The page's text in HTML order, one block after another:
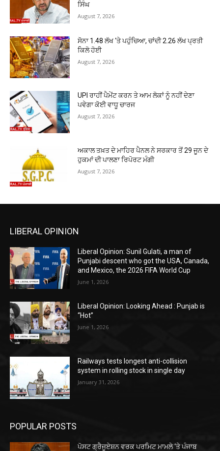
ਸਿੰਘ
August 7, 2026
ਸੋਨਾ ₹1.48 ਲੱਖ ‘ਤੇ ਪਹੁੰਚਿਆ, ਚਾਂਦੀ ₹2.26 ਲੱਖ ਪ੍ਰਤੀ
ਕਿਲੋ ਹੋਈ
August 7, 2026
UPI ਰਾਹੀਂ ਪੈਮੇਂਟ ਕਰਨ ਤੇ ਆਮ ਲੋਕਾਂ ਨੂੰ ਨਹੀਂ ਦੇਣਾ
ਪਵੇਗਾ ਕੋਈ ਵਾਧੂ ਚਾਰਜ
August 7, 2026
ਅਕਾਲ ਤਖ਼ਤ ਦੇ ਮਾਹਿਰ ਪੈਨਲ ਨੇ ਸਰਕਾਰ ਤੋਂ 29 ਜੂਨ ਦੇ
ਹੁਕਮਾਂ ਦੀ ਪਾਲਣਾ ਰਿਪੋਰਟ ਮੰਗੀ
August 7, 2026
LIBERAL OPINION
Liberal Opinion: Sunil Gulati, a man of
Punjabi descent who got the USA, Canada,
and Mexico, the 2026 FIFA World Cup
June 1, 2026
Liberal Opinion: Looking Ahead : Punjab is
“Hot”
June 1, 2026
Railways tests longest anti-collision
system in rolling stock in single day
January 31, 2026
POPULAR POSTS
ਪੋਸਟ ਗ੍ਰੈਜੂਏਸ਼ਨ ਵਰਕ ਪਰਮਿਟ ਮਾਮਲੇ ‘ਤੇ ਪੰਜਾਬ